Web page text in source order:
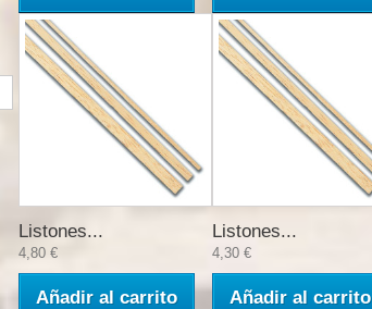
Listones...
4,80 €
Añadir al carrito
Listones...
4,30 €
Añadir al carrito